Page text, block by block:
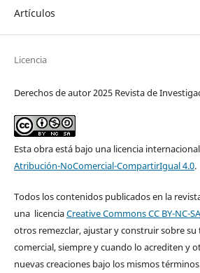
Artículos
Licencia
Derechos de autor 2025 Revista de
Esta obra está bajo una licencia internacional
Atribución-NoComercial-CompartirIgual 4.0.
Todos los contenidos publicados en la
una licenciaCreative Commons CC BY-NC-SA
otros remezclar, ajustar y construir sobre
comercial, siempre y cuando lo acrediten y
nuevas creaciones bajo los mismos